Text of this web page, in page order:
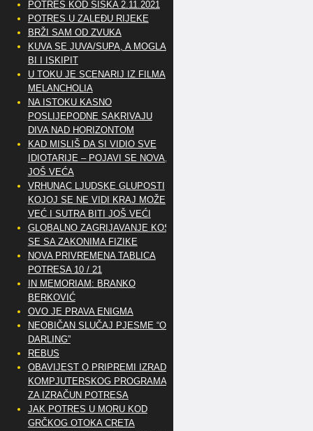
POTRES KOD SISKA 2.11.2021
POTRES U ZALEĐU RIJEKE
BRŽI SAM OD ZVUKA
KUVA SE JUVA/SUPA, A MOGLA
BI I ISKIPIT
U TOKU JE SCENARIJ IZ FILMA
MELANCHOLIA
NA ISTOKU KASNO
POSLIJEPODNE SAKRIVAJU
DIVA NAD HORIZONTOM
KAD MISLIŠ DA SI VIDIO SVE
IDIOTARIJE – POJAVI SE NOVA,..
JOŠ VEĆA
VRHUNAC LJUDSKE GLUPOSTI
KOJOJ SE NE VIDI KRAJ MOŽE
VEĆ I SUTRA BITI JOŠ VEĆI
GLOBALNO ZAGRIJAVANJE KOSI
SE SA ZAKONIMA FIZIKE
NOVA PRIVREMENA TABLICA
POTRESA 10 / 21
IN MEMORIAM: BRANKO
BERKOVIĆ
OVO JE PRAVA ENIGMA
NEOBIČAN SLUČAJ PJESME “OH
DARLING”
REBUS
OBAVIJEST O PRIPREMI IZRADE
KOMPJUTERSKOG PROGRAMA
ZA IZRAČUN POTRESA
JAK POTRES U MORU KOD
GRČKOG OTOKA CRETA